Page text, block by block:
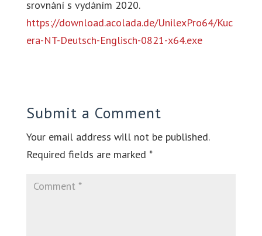
srovnání s vydáním 2020.
https://download.acolada.de/UnilexPro64/Kuc
era-NT-Deutsch-Englisch-0821-x64.exe
Submit a Comment
Your email address will not be published.
Required fields are marked *